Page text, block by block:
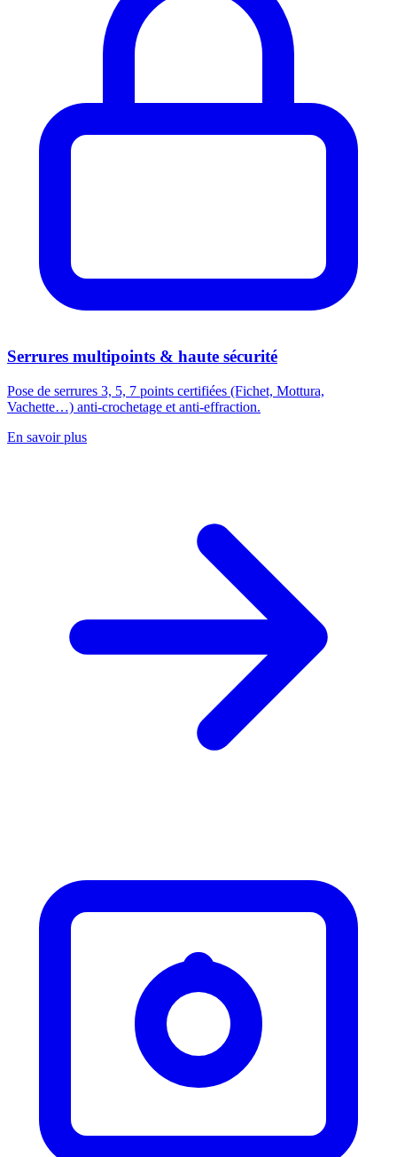
Serrures multipoints & haute sécurité
Pose de serrures 3, 5, 7 points certifiées (Fichet, Mottura,
Vachette…) anti-crochetage et anti-effraction.
En savoir plus